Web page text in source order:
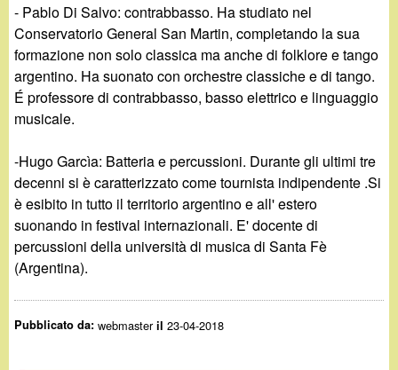
- Pablo Di Salvo: contrabbasso. Ha studiato nel
Conservatorio General San Martin, completando la sua
formazione non solo classica ma anche di folklore e tango
argentino. Ha suonato con orchestre classiche e di tango.
É professore di contrabbasso, basso elettrico e linguaggio
musicale.
-Hugo Garcìa: Batteria e percussioni. Durante gli ultimi tre
decenni si è caratterizzato come tournista indipendente .Si
è esibito in tutto il territorio argentino e all' estero
suonando in festival internazionali. E' docente di
percussioni della università di musica di Santa Fè
(Argentina).
Pubblicato da:webmasteril 23-04-2018